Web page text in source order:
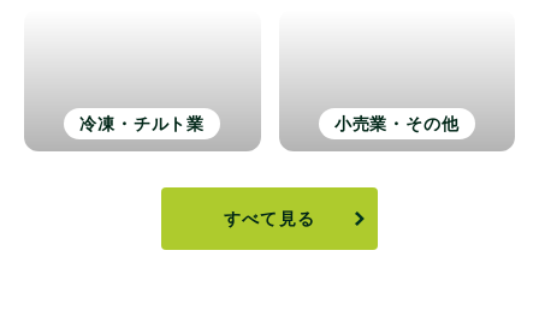
冷凍・チルト業 小売業・その他
すべて見る